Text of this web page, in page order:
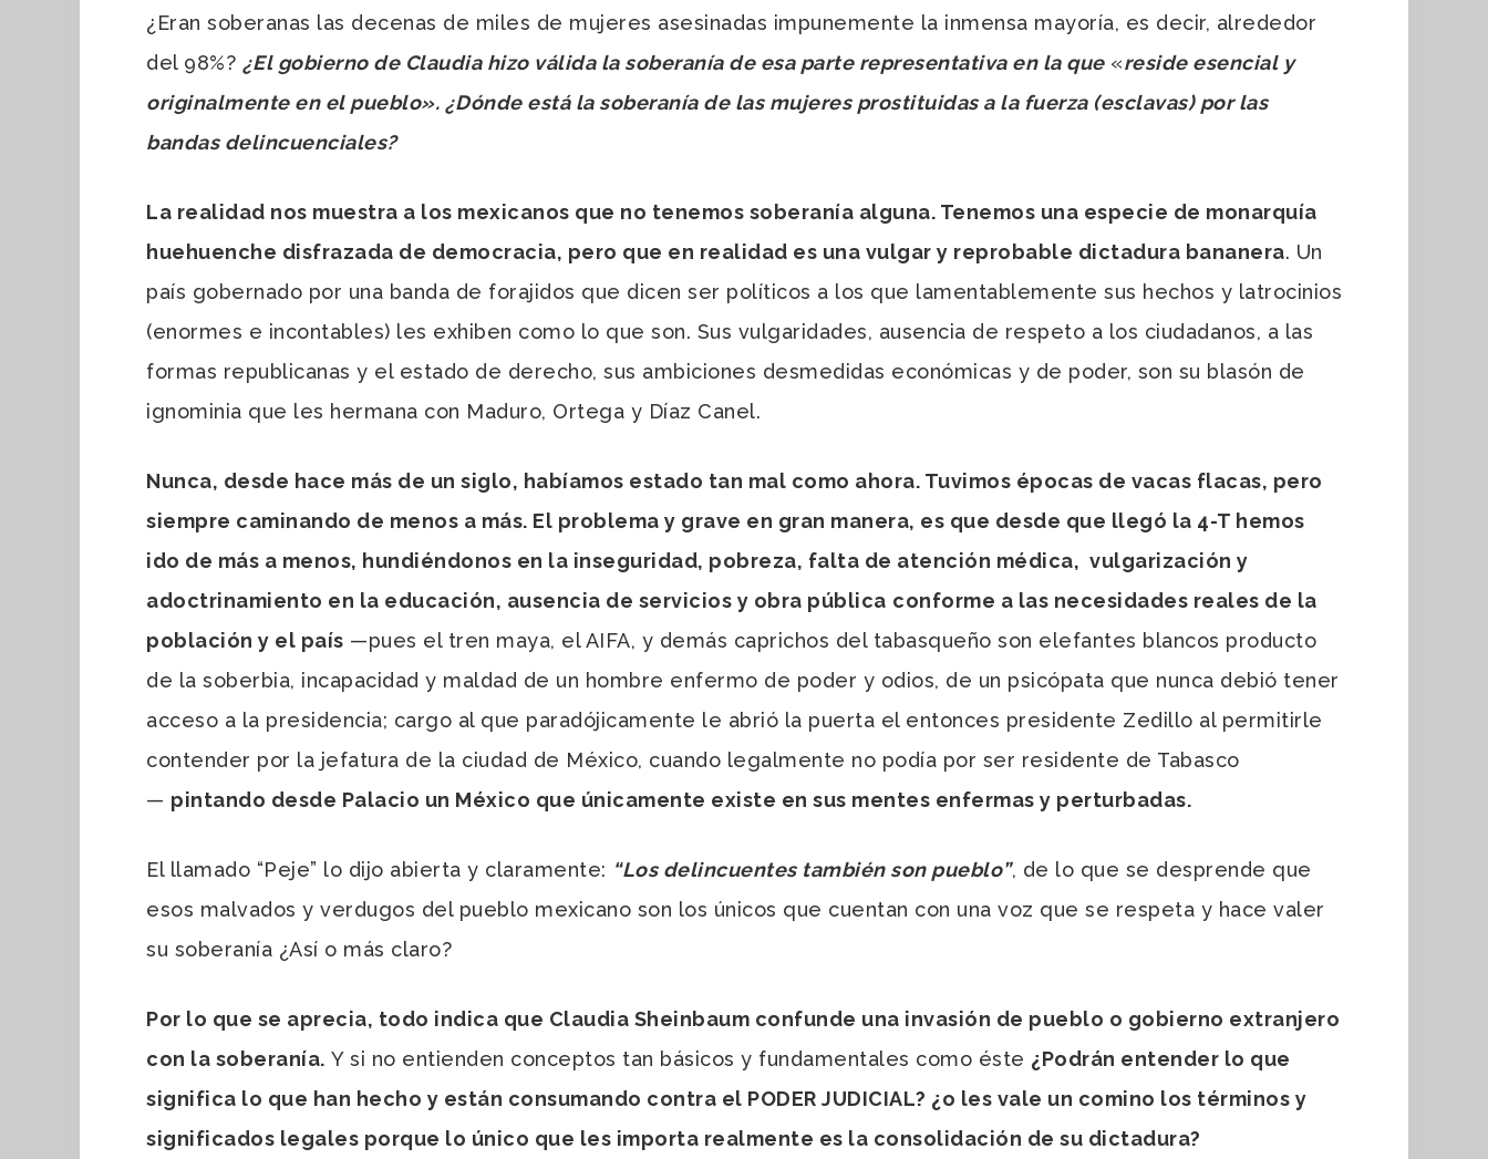
¿Eran soberanas las decenas de miles de mujeres asesinadas impunemente la inmensa mayoría, es decir, alrededor
del 98%? ¿El gobierno de Claudia hizo válida la soberanía de esa parte representativa en la que«reside esencial y
originalmente en el pueblo». ¿Dónde está la soberanía de las mujeres prostituidas a la fuerza (esclavas) por las
bandas delincuenciales?
La realidad nos muestra a los mexicanos que no tenemos soberanía alguna. Tenemos una especie de monarquía
huehuenche disfrazada de democracia, pero que en realidad es una vulgar y reprobable dictadura bananera. Un
país gobernado por una banda de forajidos que dicen ser políticos a los que lamentablemente sus hechos y latrocinios
(enormes e incontables) les exhiben como lo que son. Sus vulgaridades, ausencia de respeto a los ciudadanos, a las
formas republicanas y el estado de derecho, sus ambiciones desmedidas económicas y de poder, son su blasón de
ignominia que les hermana con Maduro, Ortega y Díaz Canel.
Nunca, desde hace más de un siglo, habíamos estado tan mal como ahora. Tuvimos épocas de vacas flacas, pero
siempre caminando de menos a más. El problema y grave en gran manera, es que desde que llegó la 4-T hemos
ido de más a menos, hundiéndonos en la inseguridad, pobreza, falta de atención médica, vulgarización y
adoctrinamiento en la educación, ausencia de servicios y obra pública conforme a las necesidades reales de la
población y el país —pues el tren maya, el AIFA, y demás caprichos del tabasqueño son elefantes blancos producto
de la soberbia, incapacidad y maldad de un hombre enfermo de poder y odios, de un psicópata que nunca debió tener
acceso a la presidencia; cargo al que paradójicamente le abrió la puerta el entonces presidente Zedillo al permitirle
contender por la jefatura de la ciudad de México, cuando legalmente no podía por ser residente de Tabasco
— pintando desde Palacio un México que únicamente existe en sus mentes enfermas y perturbadas.
El llamado “Peje” lo dijo abierta y claramente: “Los delincuentes también son pueblo”, de lo que se desprende que
esos malvados y verdugos del pueblo mexicano son los únicos que cuentan con una voz que se respeta y hace valer
su soberanía ¿Así o más claro?
Por lo que se aprecia, todo indica que Claudia Sheinbaum confunde una invasión de pueblo o gobierno extranjero
con la soberanía. Y si no entienden conceptos tan básicos y fundamentales como éste ¿Podrán entender lo que
significa lo que han hecho y están consumando contra el PODER JUDICIAL? ¿o les vale un comino los términos y
significados legales porque lo único que les importa realmente es la consolidación de su dictadura?